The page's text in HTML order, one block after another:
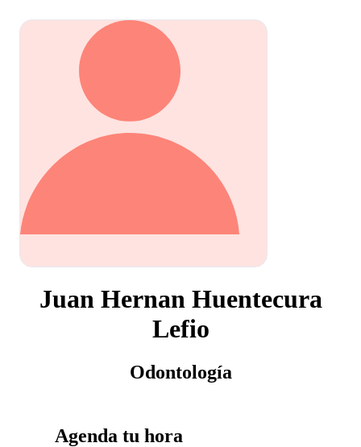
Juan Hernan Huentecura
Lefio
Odontología
Agenda tu hora